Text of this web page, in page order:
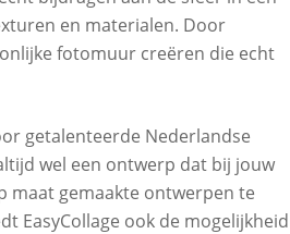
en materialen. Door
fotomuur creëren die echt
getalenteerde Nederlandse
wel een ontwerp dat bij jouw
maat gemaakte ontwerpen te
EasyCollage ook de mogelijkheid